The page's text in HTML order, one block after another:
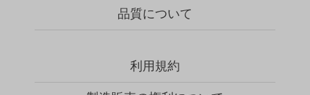
品質について
利用規約